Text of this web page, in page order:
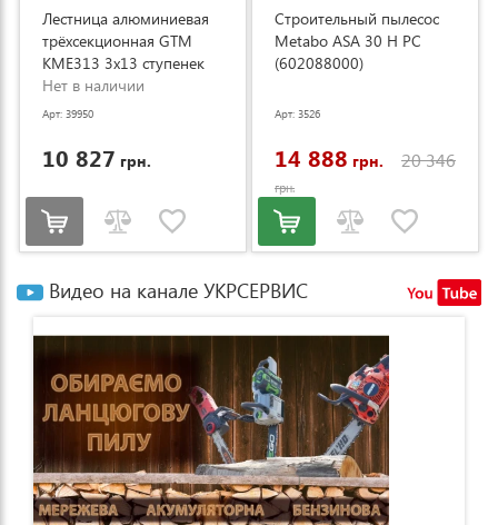
Лестница алюминиевая
трёхсекционная GTM
KME313 3x13 ступенек
3.53-8.93м (KME313)
Нет в наличии
Арт: 39950
10 827 грн.
Строительный пылесос
Metabo ASA 30 H PC
(602088000)
Арт: 3526
14 888 грн. 20 346
грн.
Видео на канале УКРСЕРВИС